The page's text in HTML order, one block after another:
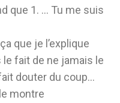
que 1. … Tu me suis
que je l’explique
fait de ne jamais le
douter du coup…
montre